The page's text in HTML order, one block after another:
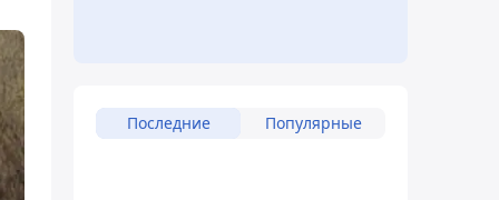
Последние Популярные